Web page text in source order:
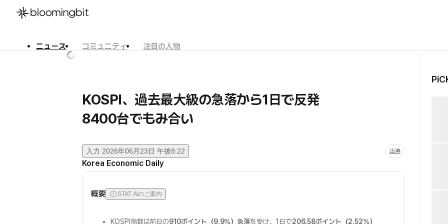
ニュース コミュニティ
注目の人物
KOSPI、過去最大級の急落から1日で反発
8400台でもみ合い
入力 2026年06月23日 午後8:22 出典
Korea Economic Daily
概要 STAT AIのご案内
KOSPI指数は前日の910ポイント（9.9%）急落を受け、1日で206.58ポイント（2.52%）